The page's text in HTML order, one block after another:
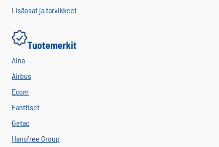
Lisäosat ja tarvikkeet
Tuotemerkit
Aina
Airbus
Ecom
Fanttiset
Getac
Hansfree Group